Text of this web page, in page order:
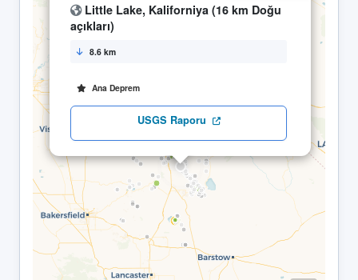
Little Lake, Kaliforniya (16 km Doğu
açıkları)
8.6 km
Ana Deprem
USGS Raporu